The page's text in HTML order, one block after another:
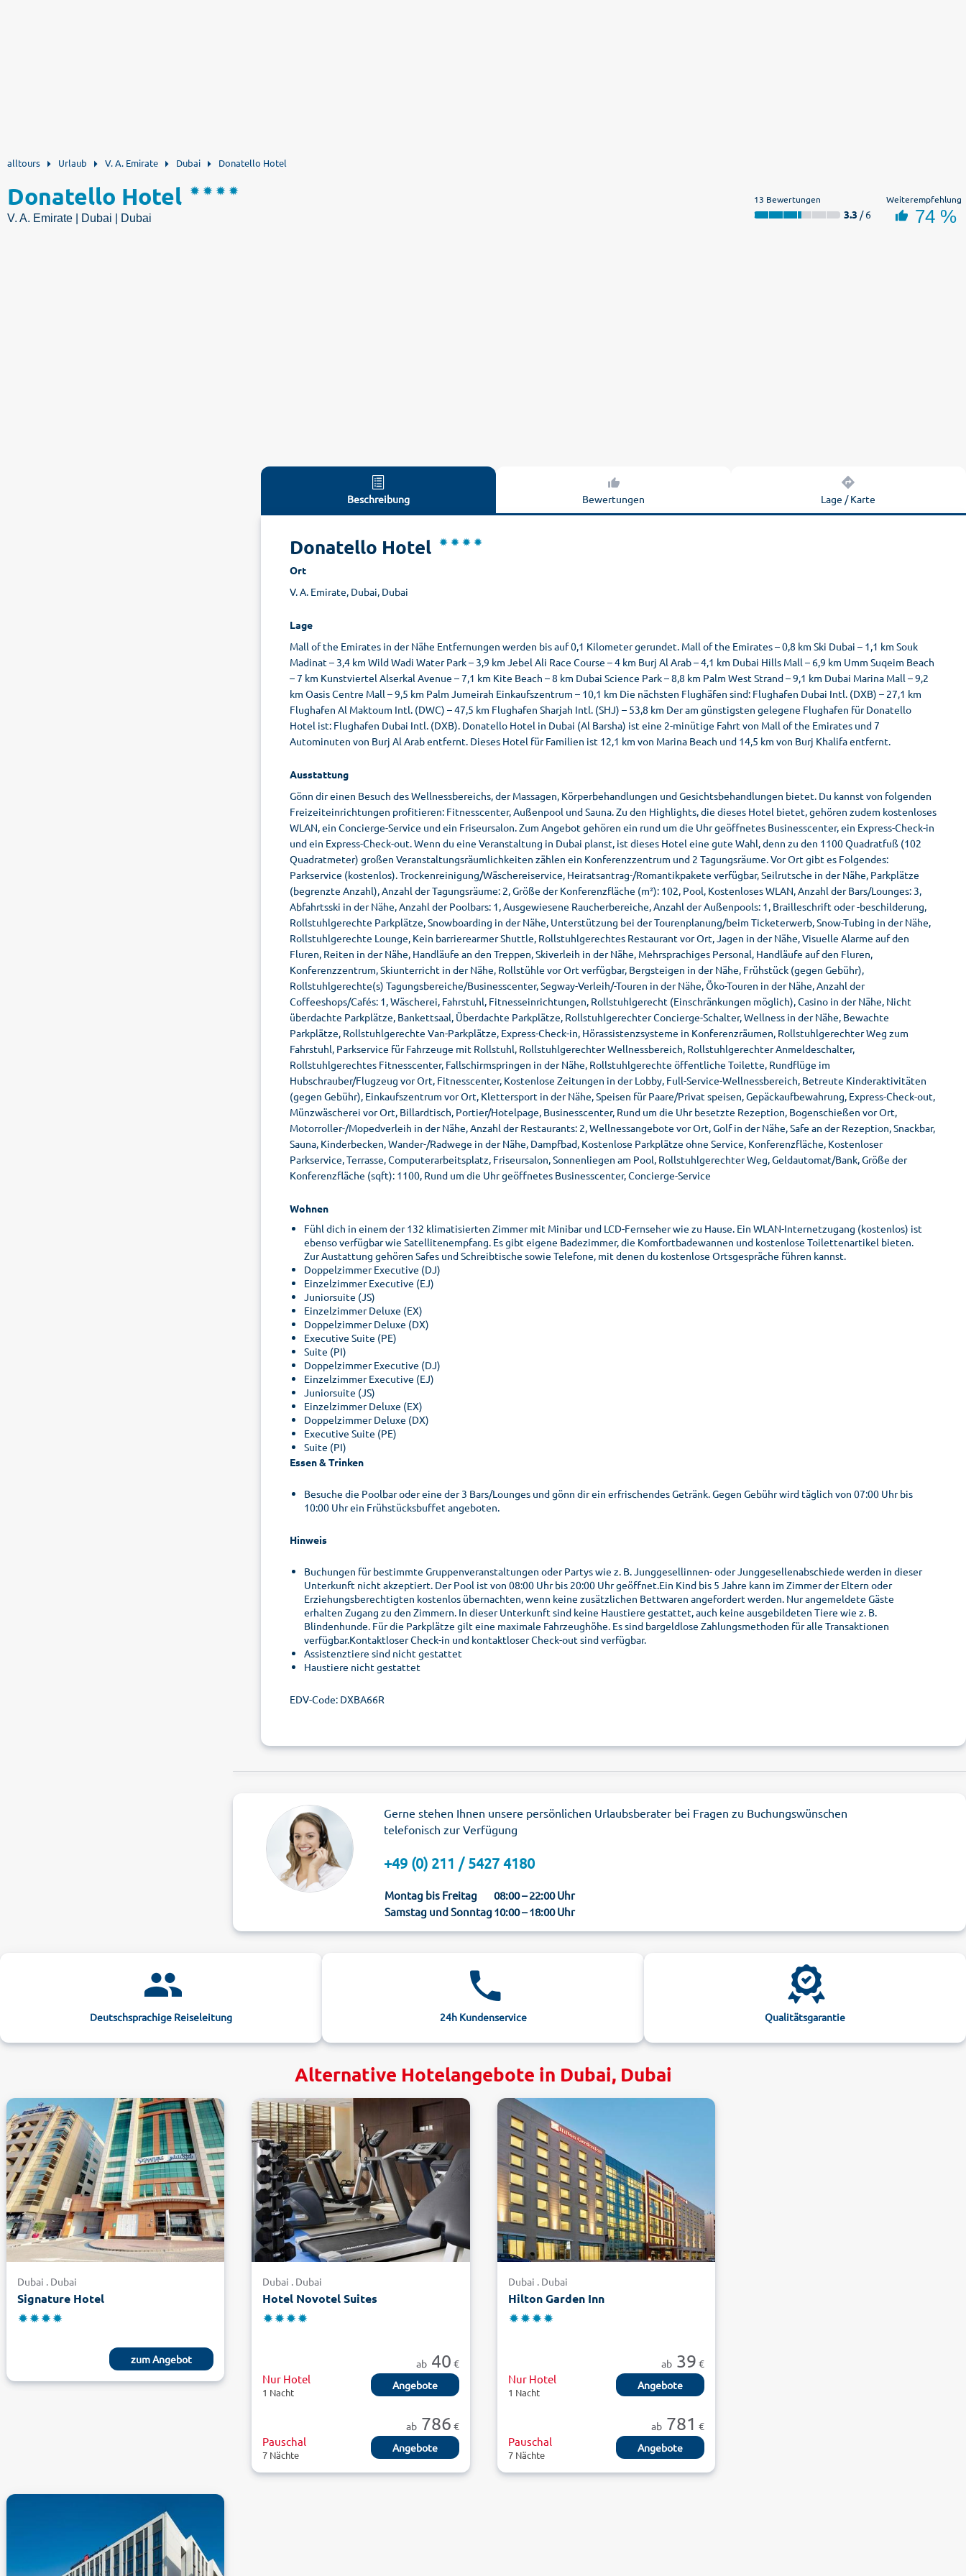
alltours Urlaub V. A. Emirate Dubai Donatello Hotel
Donatello Hotel
V. A. Emirate | Dubai | Dubai
13 Bewertungen
3.3 / 6
Weiterempfehlung
74 %
Beschreibung Bewertungen Lage / Karte
Donatello Hotel
Ort
V. A. Emirate, Dubai, Dubai
Lage
Mall of the Emirates in der Nähe Entfernungen werden bis auf 0,1 Kilometer gerundet. Mall of the Emirates – 0,8 km Ski Dubai – 1,1 km Souk
Madinat – 3,4 km Wild Wadi Water Park – 3,9 km Jebel Ali Race Course – 4 km Burj Al Arab – 4,1 km Dubai Hills Mall – 6,9 km Umm Suqeim Beach
– 7 km Kunstviertel Alserkal Avenue – 7,1 km Kite Beach – 8 km Dubai Science Park – 8,8 km Palm West Strand – 9,1 km Dubai Marina Mall – 9,2
km Oasis Centre Mall – 9,5 km Palm Jumeirah Einkaufszentrum – 10,1 km Die nächsten Flughäfen sind: Flughafen Dubai Intl. (DXB) – 27,1 km
Flughafen Al Maktoum Intl. (DWC) – 47,5 km Flughafen Sharjah Intl. (SHJ) – 53,8 km Der am günstigsten gelegene Flughafen für Donatello
Hotel ist: Flughafen Dubai Intl. (DXB). Donatello Hotel in Dubai (Al Barsha) ist eine 2-minütige Fahrt von Mall of the Emirates und 7
Autominuten von Burj Al Arab entfernt. Dieses Hotel für Familien ist 12,1 km von Marina Beach und 14,5 km von Burj Khalifa entfernt.
Ausstattung
Gönn dir einen Besuch des Wellnessbereichs, der Massagen, Körperbehandlungen und Gesichtsbehandlungen bietet. Du kannst von folgenden
Freizeiteinrichtungen profitieren: Fitnesscenter, Außenpool und Sauna. Zu den Highlights, die dieses Hotel bietet, gehören zudem kostenloses
WLAN, ein Concierge-Service und ein Friseursalon. Zum Angebot gehören ein rund um die Uhr geöffnetes Businesscenter, ein Express-Check-in
und ein Express-Check-out. Wenn du eine Veranstaltung in Dubai planst, ist dieses Hotel eine gute Wahl, denn zu den 1100 Quadratfuß (102
Quadratmeter) großen Veranstaltungsräumlichkeiten zählen ein Konferenzzentrum und 2 Tagungsräume. Vor Ort gibt es Folgendes:
Parkservice (kostenlos). Trockenreinigung/Wäschereiservice, Heiratsantrag-/Romantikpakete verfügbar, Seilrutsche in der Nähe, Parkplätze
(begrenzte Anzahl), Anzahl der Tagungsräume: 2, Größe der Konferenzfläche (m²): 102, Pool, Kostenloses WLAN, Anzahl der Bars/Lounges: 3,
Abfahrtsski in der Nähe, Anzahl der Poolbars: 1, Ausgewiesene Raucherbereiche, Anzahl der Außenpools: 1, Brailleschrift oder -beschilderung,
Rollstuhlgerechte Parkplätze, Snowboarding in der Nähe, Unterstützung bei der Tourenplanung/beim Ticketerwerb, Snow-Tubing in der Nähe,
Rollstuhlgerechte Lounge, Kein barrierearmer Shuttle, Rollstuhlgerechtes Restaurant vor Ort, Jagen in der Nähe, Visuelle Alarme auf den
Fluren, Reiten in der Nähe, Handläufe an den Treppen, Skiverleih in der Nähe, Mehrsprachiges Personal, Handläufe auf den Fluren,
Konferenzzentrum, Skiunterricht in der Nähe, Rollstühle vor Ort verfügbar, Bergsteigen in der Nähe, Frühstück (gegen Gebühr),
Rollstuhlgerechte(s) Tagungsbereiche/Businesscenter, Segway-Verleih/-Touren in der Nähe, Öko-Touren in der Nähe, Anzahl der
Coffeeshops/Cafés: 1, Wäscherei, Fahrstuhl, Fitnesseinrichtungen, Rollstuhlgerecht (Einschränkungen möglich), Casino in der Nähe, Nicht
überdachte Parkplätze, Bankettsaal, Überdachte Parkplätze, Rollstuhlgerechter Concierge-Schalter, Wellness in der Nähe, Bewachte
Parkplätze, Rollstuhlgerechte Van-Parkplätze, Express-Check-in, Hörassistenzsysteme in Konferenzräumen, Rollstuhlgerechter Weg zum
Fahrstuhl, Parkservice für Fahrzeuge mit Rollstuhl, Rollstuhlgerechter Wellnessbereich, Rollstuhlgerechter Anmeldeschalter,
Rollstuhlgerechtes Fitnesscenter, Fallschirmspringen in der Nähe, Rollstuhlgerechte öffentliche Toilette, Rundflüge im
Hubschrauber/Flugzeug vor Ort, Fitnesscenter, Kostenlose Zeitungen in der Lobby, Full-Service-Wellnessbereich, Betreute Kinderaktivitäten
(gegen Gebühr), Einkaufszentrum vor Ort, Klettersport in der Nähe, Speisen für Paare/Privat speisen, Gepäckaufbewahrung, Express-Check-out,
Münzwäscherei vor Ort, Billardtisch, Portier/Hotelpage, Businesscenter, Rund um die Uhr besetzte Rezeption, Bogenschießen vor Ort,
Motorroller-/Mopedverleih in der Nähe, Anzahl der Restaurants: 2, Wellnessangebote vor Ort, Golf in der Nähe, Safe an der Rezeption, Snackbar,
Sauna, Kinderbecken, Wander-/Radwege in der Nähe, Dampfbad, Kostenlose Parkplätze ohne Service, Konferenzfläche, Kostenloser
Parkservice, Terrasse, Computerarbeitsplatz, Friseursalon, Sonnenliegen am Pool, Rollstuhlgerechter Weg, Geldautomat/Bank, Größe der
Konferenzfläche (sqft): 1100, Rund um die Uhr geöffnetes Businesscenter, Concierge-Service
Wohnen
Fühl dich in einem der 132 klimatisierten Zimmer mit Minibar und LCD-Fernseher wie zu Hause. Ein WLAN-Internetzugang (kostenlos) ist
ebenso verfügbar wie Satellitenempfang. Es gibt eigene Badezimmer, die Komfortbadewannen und kostenlose Toilettenartikel bieten.
Zur Austattung gehören Safes und Schreibtische sowie Telefone, mit denen du kostenlose Ortsgespräche führen kannst.
Doppelzimmer Executive (DJ)
Einzelzimmer Executive (EJ)
Juniorsuite (JS)
Einzelzimmer Deluxe (EX)
Doppelzimmer Deluxe (DX)
Executive Suite (PE)
Suite (PI)
Doppelzimmer Executive (DJ)
Einzelzimmer Executive (EJ)
Juniorsuite (JS)
Einzelzimmer Deluxe (EX)
Doppelzimmer Deluxe (DX)
Executive Suite (PE)
Suite (PI)
Essen & Trinken
Besuche die Poolbar oder eine der 3 Bars/Lounges und gönn dir ein erfrischendes Getränk. Gegen Gebühr wird täglich von 07:00 Uhr bis
10:00 Uhr ein Frühstücksbuffet angeboten.
Hinweis
Buchungen für bestimmte Gruppenveranstaltungen oder Partys wie z. B. Junggesellinnen- oder Junggesellenabschiede werden in dieser
Unterkunft nicht akzeptiert. Der Pool ist von 08:00 Uhr bis 20:00 Uhr geöffnet.Ein Kind bis 5 Jahre kann im Zimmer der Eltern oder
Erziehungsberechtigten kostenlos übernachten, wenn keine zusätzlichen Bettwaren angefordert werden. Nur angemeldete Gäste
erhalten Zugang zu den Zimmern. In dieser Unterkunft sind keine Haustiere gestattet, auch keine ausgebildeten Tiere wie z. B.
Blindenhunde. Für die Parkplätze gilt eine maximale Fahrzeughöhe. Es sind bargeldlose Zahlungsmethoden für alle Transaktionen
verfügbar.Kontaktloser Check-in und kontaktloser Check-out sind verfügbar.
Assistenztiere sind nicht gestattet
Haustiere nicht gestattet
EDV-Code: DXBA66R
Gerne stehen Ihnen unsere persönlichen Urlaubsberater bei Fragen zu Buchungswünschen
telefonisch zur Verfügung
+49 (0) 211 / 5427 4180
Montag bis Freitag
08:00 – 22:00 Uhr
Samstag und Sonntag10:00 – 18:00 Uhr
Deutschsprachige Reiseleitung 24h Kundenservice Qualitätsgarantie
Alternative Hotelangebote in Dubai, Dubai
Dubai . Dubai
Signature Hotel
zum Angebot
Dubai . Dubai
Hotel Novotel Suites
ab40 €
Nur Hotel
1 Nacht
Angebote
ab786 €
Pauschal
7 Nächte
Angebote
Dubai . Dubai
Hilton Garden Inn
ab 39 €
Nur Hotel
1 Nacht
Angebote
ab 781 €
Pauschal
7 Nächte
Angebote